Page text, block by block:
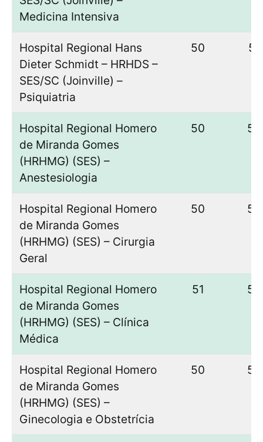
Medicina Intensiva
Hospital Regional Hans
Dieter Schmidt – HRHDS –
SES/SC (Joinville) –
Psiquiatria
50 51
Hospital Regional Homero
de Miranda Gomes
(HRHMG) (SES) –
Anestesiologia
50 50
Hospital Regional Homero
de Miranda Gomes
(HRHMG) (SES) – Cirurgia
Geral
50 50
Hospital Regional Homero
de Miranda Gomes
(HRHMG) (SES) – Clínica
Médica
51 50
Hospital Regional Homero
de Miranda Gomes
(HRHMG) (SES) –
Ginecologia e Obstetrícia
50 50